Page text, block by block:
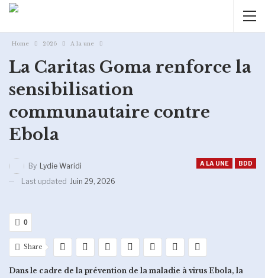
Home 2026 A la une
La Caritas Goma renforce la
sensibilisation
communautaire contre
Ebola
A LA UNE BDD
By
Lydie Waridi
Last updated
Juin 29, 2026
0
Share
Dans le cadre de la prévention de la maladie à virus Ebola, la